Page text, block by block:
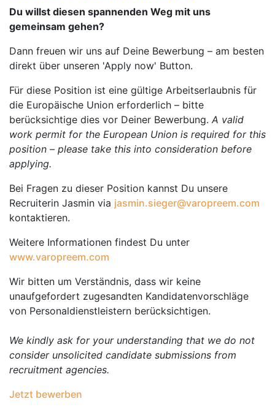
Du willst diesen spannenden Weg mit uns
gemeinsam gehen?
Dann freuen wir uns auf Deine Bewerbung – am besten
direkt über unseren 'Apply now' Button.
Für diese Position ist eine gültige Arbeitserlaubnis für
die Europäische Union erforderlich – bitte
berücksichtige dies vor Deiner Bewerbung. A valid
work permit for the European Union is required for this
position – please take this into consideration before
applying.
Bei Fragen zu dieser Position kannst Du unsere
Recruiterin Jasmin via jasmin.sieger@varopreem.com
kontaktieren.
Weitere Informationen findest Du unter
www.varopreem.com
Wir bitten um Verständnis, dass wir keine
unaufgefordert zugesandten Kandidatenvorschläge
von Personaldienstleistern berücksichtigen.
We kindly ask for your understanding that we do not
consider unsolicited candidate submissions from
recruitment agencies.
Jetzt bewerben